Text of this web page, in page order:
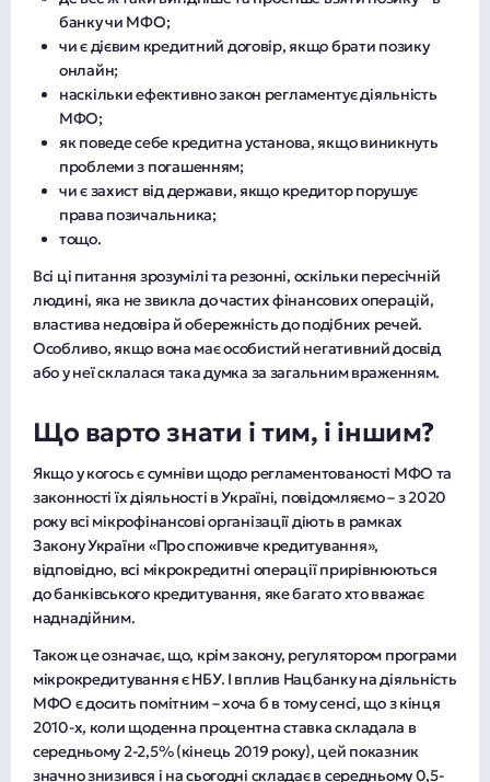
банку чи МФО;
чи є дієвим кредитний договір, якщо брати позику
онлайн;
наскільки ефективно закон регламентує діяльність
МФО;
як поведе себе кредитна установа, якщо виникнуть
проблеми з погашенням;
чи є захист від держави, якщо кредитор порушує
права позичальника;
тощо.
Всі ці питання зрозумілі та резонні, оскільки пересічній
людині, яка не звикла до частих фінансових операцій,
властива недовіра й обережність до подібних речей.
Особливо, якщо вона має особистий негативний досвід
або у неї склалася така думка за загальним враженням.
Що варто знати і тим, і іншим?
Якщо у когось є сумніви щодо регламентованості МФО та
законності їх діяльності в Україні, повідомляємо – з 2020
року всі мікрофінансові організації діють в рамках
Закону України «Про споживче кредитування»,
відповідно, всі мікрокредитні операції прирівнюються
до банківського кредитування, яке багато хто вважає
наднадійним.
Також це означає, що, крім закону, регулятором програми
мікрокредитування є НБУ. І вплив Нацбанку на діяльність
МФО є досить помітним – хоча б в тому сенсі, що з кінця
2010-х, коли щоденна процентна ставка складала в
середньому 2-2,5% (кінець 2019 року), цей показник
значно знизився і на сьогодні складає в середньому 0,5-